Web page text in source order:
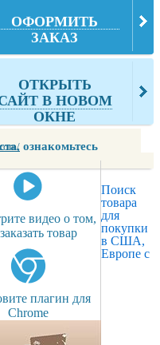
ОФОРМИТЬ
ЗАКАЗ
ОТКРЫТЬ
В НОВОМ
ОКНЕ
ознакомьтесь
видео о том,
товар
плагин для
Chrome
Поиск
товара
для
покупки
в США,
Европе с